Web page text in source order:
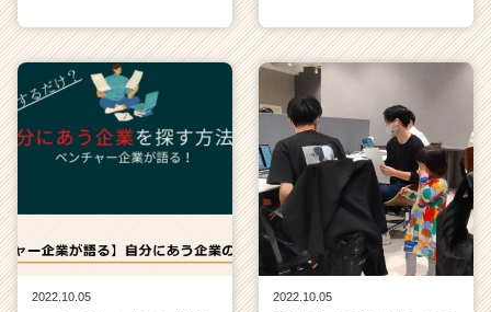
2022.10.05
2022.10.05